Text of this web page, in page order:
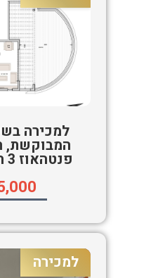
למכירה
המבוקשת,
פנטהאוז 3 חדרים לנוף ים
למכירה